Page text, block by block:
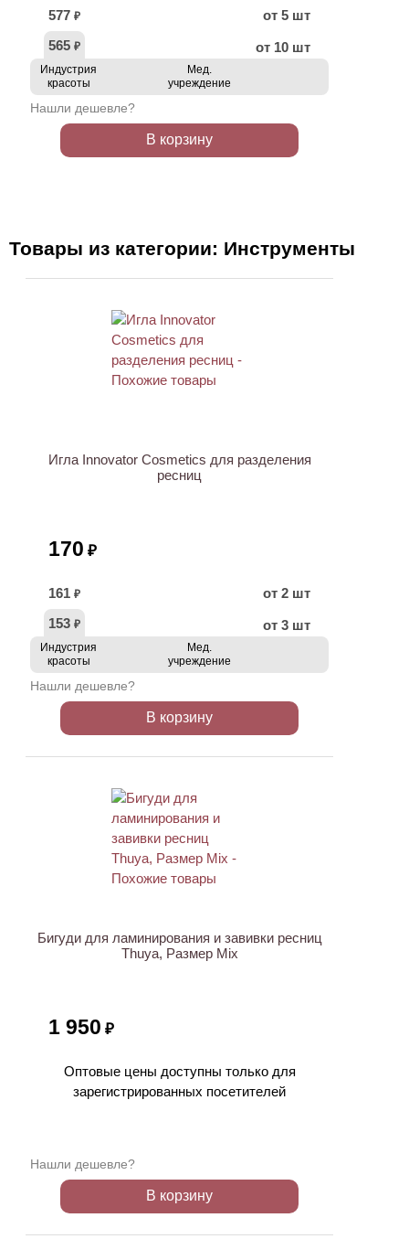
577 ₽
от 5 шт
565 ₽ от 10 шт
Индустрия
красоты
Мед.
учреждение
Нашли дешевле?
В корзину
Товары из категории: Инструменты
Игла Innovator Cosmetics для разделения
ресниц
170 ₽
161 ₽
от 2 шт
153 ₽ от 3 шт
Индустрия
красоты
Мед.
учреждение
Нашли дешевле?
В корзину
Бигуди для ламинирования и завивки ресниц
Thuya, Размер Mix
1 950 ₽
Оптовые цены доступны только для
зарегистрированных посетителей
Нашли дешевле?
В корзину